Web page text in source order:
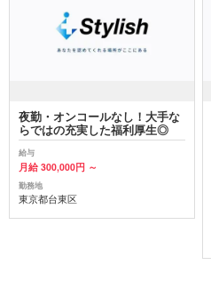
夜勤・オンコールなし！大手な
らではの充実した福利厚生◎
給与
月給 300,000円 ～
勤務地
東京都台東区